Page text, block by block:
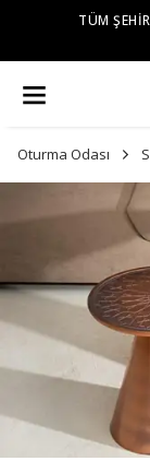
TÜM
Oturma Odası